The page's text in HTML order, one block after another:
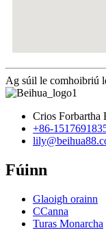
Ag súil le comhoibriú
Crios Forbartha
+86-
Fúinn
Glaoigh orainn
CCanna
Turas Monarcha